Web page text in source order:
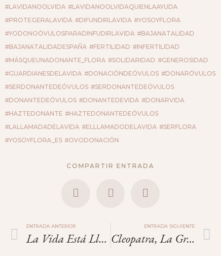
#LAVIDANOOLVIDA #LAVIDANOOLVIDAQUIENLAAYUDA
#PROTEGERALAVIDA #DIFUNDIRLAVIDA #YOSOYFLORA
#YODONOÓVULOSPARADINFUDIRLAVIDA #BAJANATALIDAD
#BAJANATALIDADESPAÑA #FERTILIDAD #INFERTILIDAD
#MÁSQUEUNADONANTE_FLORA #SOLIDARIDAD #GENEROSIDAD
#GUARDIANESDELAVIDA #DONACIÓNDEÓVULOS #DONARÓVULOS
#SERDONANTEDEÓVULOS #SERDONANTEDEÓVULOS
#DONANTEDEÓVULOS #DONANTEDEVIDA #DONARVIDA
#HAZTEDONANTE #HAZTEDONANTEDEÓVULOS
#LALLAMADADELAVIDA #ELLLAMADODELAVIDA #SERFLORA
#YOSOYFLORA_ES #OVODONACIÓN
COMPARTIR ENTRADA
ENTRADA ANTERIOR
La Vida Está Llena De Nuevos Comienzos
ENTRADA SIGUIENTE
Cleopatra, La Gran Reina.